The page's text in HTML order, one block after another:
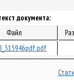
документа:
Файл